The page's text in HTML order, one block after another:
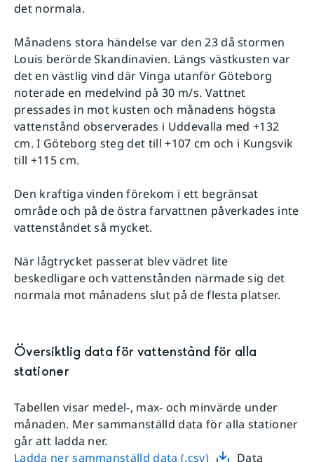
det normala.
Månadens stora händelse var den 23 då stormen
Louis berörde Skandinavien. Längs västkusten var
det en västlig vind där Vinga utanför Göteborg
noterade en medelvind på 30 m/s. Vattnet
pressades in mot kusten och månadens högsta
vattenstånd observerades i Uddevalla med +132
cm. I Göteborg steg det till +107 cm och i Kungsvik
till +115 cm.
Den kraftiga vinden förekom i ett begränsat
område och på de östra farvattnen påverkades inte
vattenståndet så mycket.
När lågtrycket passerat blev vädret lite
beskedligare och vattenstånden närmade sig det
normala mot månadens slut på de flesta platser.
Översiktlig data för vattenstånd för alla
stationer
Tabellen visar medel-, max- och minvärde under
månaden. Mer sammanställd data för alla stationer
går att ladda ner.
Ladda ner sammanställd data (.csv)
Data